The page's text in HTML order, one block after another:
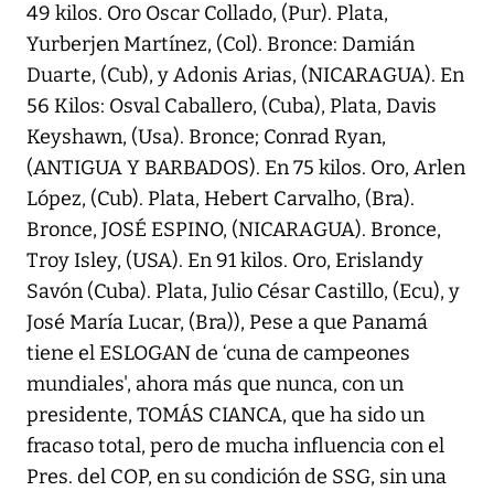
49 kilos. Oro Oscar Collado, (Pur). Plata,
Yurberjen Martínez, (Col). Bronce: Damián
Duarte, (Cub), y Adonis Arias, (NICARAGUA). En
56 Kilos: Osval Caballero, (Cuba), Plata, Davis
Keyshawn, (Usa). Bronce; Conrad Ryan,
(ANTIGUA Y BARBADOS). En 75 kilos. Oro, Arlen
López, (Cub). Plata, Hebert Carvalho, (Bra).
Bronce, JOSÉ ESPINO, (NICARAGUA). Bronce,
Troy Isley, (USA). En 91 kilos. Oro, Erislandy
Savón (Cuba). Plata, Julio César Castillo, (Ecu), y
José María Lucar, (Bra)), Pese a que Panamá
tiene el ESLOGAN de ‘cuna de campeones
mundiales', ahora más que nunca, con un
presidente, TOMÁS CIANCA, que ha sido un
fracaso total, pero de mucha influencia con el
Pres. del COP, en su condición de SSG, sin una